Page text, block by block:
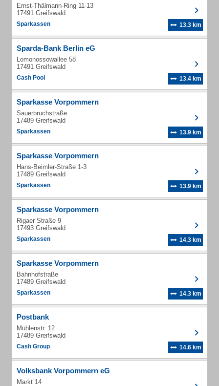
Ernst-Thälmann-Ring 11-13
17491 Greifswald
Sparkassen 13.3 km
Sparda-Bank Berlin eG
Lomonossowallee 58
17491 Greifswald
Cash Pool 13.4 km
Sparkasse Vorpommern
Sauerbruchstraße
17489 Greifswald
Sparkassen 13.9 km
Sparkasse Vorpommern
Hans-Beimler-Straße 1-3
17489 Greifswald
Sparkassen 13.9 km
Sparkasse Vorpommern
Rigaer Straße 9
17493 Greifswald
Sparkassen 14.3 km
Sparkasse Vorpommern
Bahnhofstraße
17489 Greifswald
Sparkassen 14.3 km
Postbank
Mühlenstr. 12
17489 Greifswald
Cash Group 14.6 km
Volksbank Vorpommern eG
Markt 14